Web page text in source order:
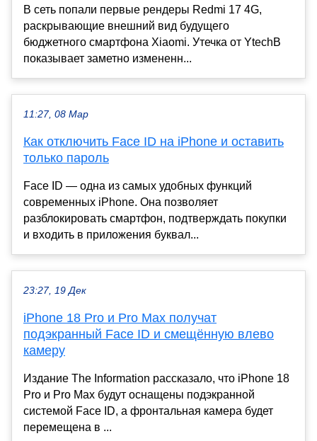
В сеть попали первые рендеры Redmi 17 4G,
раскрывающие внешний вид будущего
бюджетного смартфона Xiaomi. Утечка от YtechB
показывает заметно измененн...
11:27, 08 Мар
Как отключить Face ID на iPhone и оставить
только пароль
Face ID — одна из самых удобных функций
современных iPhone. Она позволяет
разблокировать смартфон, подтверждать покупки
и входить в приложения буквал...
23:27, 19 Дек
iPhone 18 Pro и Pro Max получат
подэкранный Face ID и смещённую влево
камеру
Издание The Information рассказало, что iPhone 18
Pro и Pro Max будут оснащены подэкранной
системой Face ID, а фронтальная камера будет
перемещена в ...